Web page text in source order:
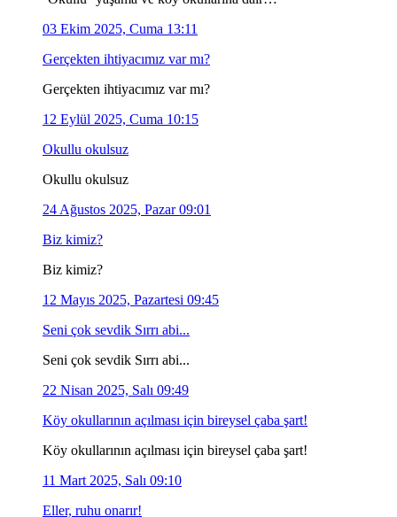
03 Ekim 2025, Cuma 13:11
Gerçekten ihtiyacımız var mı?
Gerçekten ihtiyacımız var mı?
12 Eylül 2025, Cuma 10:15
Okullu okulsuz
Okullu okulsuz
24 Ağustos 2025, Pazar 09:01
Biz kimiz?
Biz kimiz?
12 Mayıs 2025, Pazartesi 09:45
Seni çok sevdik Sırrı abi...
Seni çok sevdik Sırrı abi...
22 Nisan 2025, Salı 09:49
Köy okullarının açılması için bireysel çaba şart!
Köy okullarının açılması için bireysel çaba şart!
11 Mart 2025, Salı 09:10
Eller, ruhu onarır!